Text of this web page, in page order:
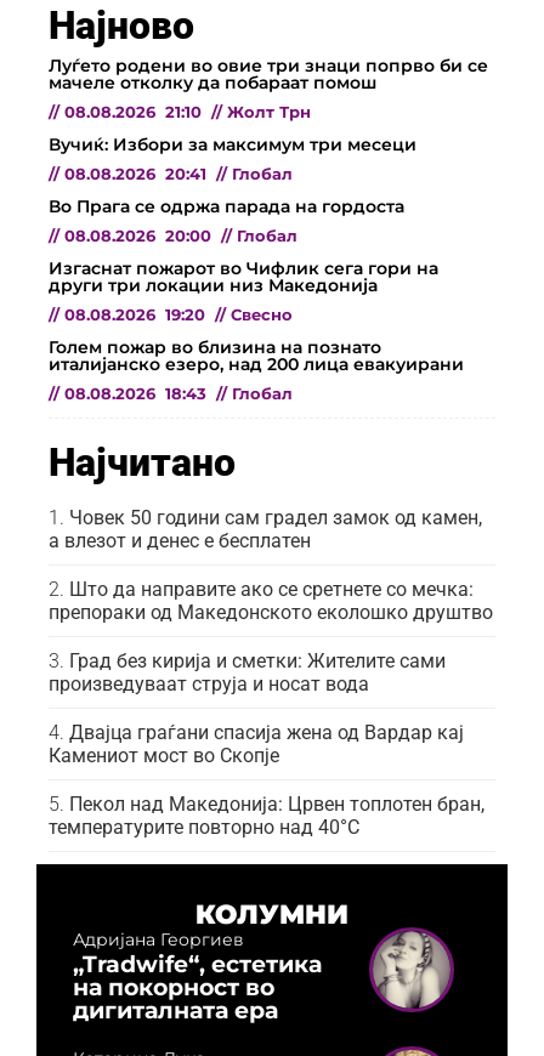
Најново
Луѓето родени во овие три знаци попрво би се
мачеле отколку да побараат помош
// 08.08.2026 21:10 // Жолт Трн
Вучиќ: Избори за максимум три месеци
// 08.08.2026 20:41 // Глобал
Во Прага се одржа парада на гордоста
// 08.08.2026 20:00 // Глобал
Изгаснат пожарот во Чифлик сега гори на
други три локации низ Македонија
// 08.08.2026 19:20 // Свесно
Голем пожар во близина на познато
италијанско езеро, над 200 лица евакуирани
// 08.08.2026 18:43 // Глобал
Најчитано
Човек 50 години сам градел замок од камен,
а влезот и денес е бесплатен
Што да направите ако се сретнете со мечка:
препораки од Македонското еколошко друштво
Град без кирија и сметки: Жителите сами
произведуваат струја и носат вода
Двајца граѓани спасија жена од Вардар кај
Камениот мост во Скопје
Пекол над Македонија: Црвен топлотен бран,
температурите повторно над 40°C
КОЛУМНИ
Адријана Георгиев
„Tradwife“, естетика
на покорност во
дигиталната ера